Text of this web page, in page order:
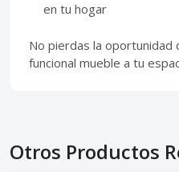
en tu hogar
No pierdas la
funcional mueble a tu
Otros Productos